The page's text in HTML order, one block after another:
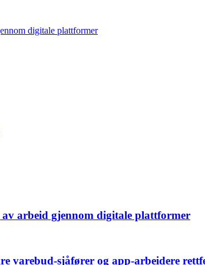
digitale plattformer
arbeid gjennom digitale plattformer
varebud-sjåfører og app-arbeidere